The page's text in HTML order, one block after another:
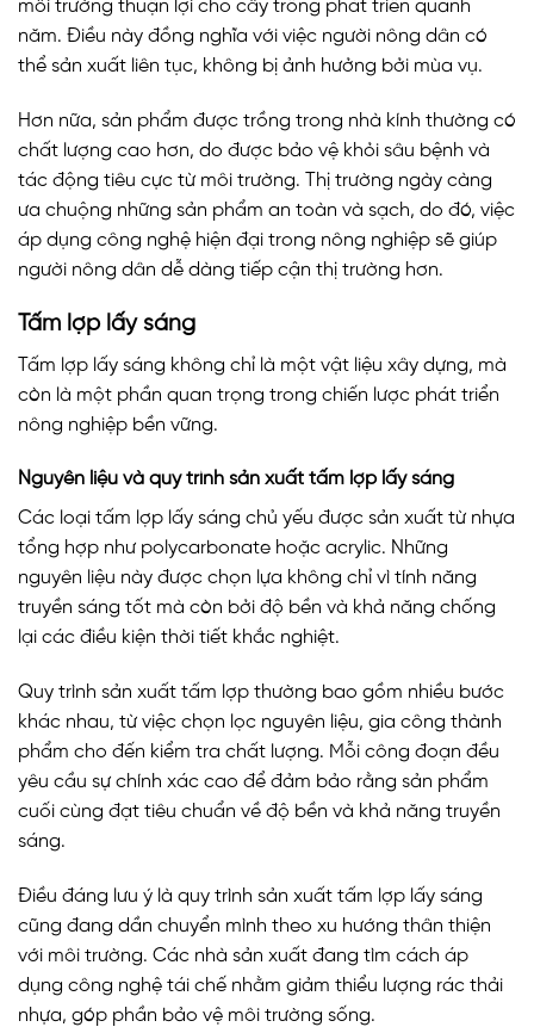
môi trường thuận lợi cho cây trồng phát triển quanh
năm. Điều này đồng nghĩa với việc người nông dân có
thể sản xuất liên tục, không bị ảnh hưởng bởi mùa vụ.
Hơn nữa, sản phẩm được trồng trong nhà kính thường có
chất lượng cao hơn, do được bảo vệ khỏi sâu bệnh và
tác động tiêu cực từ môi trường. Thị trường ngày càng
ưa chuộng những sản phẩm an toàn và sạch, do đó, việc
áp dụng công nghệ hiện đại trong nông nghiệp sẽ giúp
người nông dân dễ dàng tiếp cận thị trường hơn.
Tấm lợp lấy sáng
Tấm lợp lấy sáng không chỉ là một vật liệu xây dựng, mà
còn là một phần quan trọng trong chiến lược phát triển
nông nghiệp bền vững.
Nguyên liệu và quy trình sản xuất tấm lợp lấy sáng
Các loại tấm lợp lấy sáng chủ yếu được sản xuất từ nhựa
tổng hợp như polycarbonate hoặc acrylic. Những
nguyên liệu này được chọn lựa không chỉ vì tính năng
truyền sáng tốt mà còn bởi độ bền và khả năng chống
lại các điều kiện thời tiết khắc nghiệt.
Quy trình sản xuất tấm lợp thường bao gồm nhiều bước
khác nhau, từ việc chọn lọc nguyên liệu, gia công thành
phẩm cho đến kiểm tra chất lượng. Mỗi công đoạn đều
yêu cầu sự chính xác cao để đảm bảo rằng sản phẩm
cuối cùng đạt tiêu chuẩn về độ bền và khả năng truyền
sáng.
Điều đáng lưu ý là quy trình sản xuất tấm lợp lấy sáng
cũng đang dần chuyển mình theo xu hướng thân thiện
với môi trường. Các nhà sản xuất đang tìm cách áp
dụng công nghệ tái chế nhằm giảm thiểu lượng rác thải
nhựa, góp phần bảo vệ môi trường sống.